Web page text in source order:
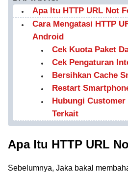
Apa Itu HTTP URL Not
Cara Mengatasi HTTP
Android
Cek Kuota Paket
Cek Pengaturan
Bersihkan Cache
Restart
Hubungi
Terkait
Apa Itu HTTP URL
Sebelumnya, Jaka bakal